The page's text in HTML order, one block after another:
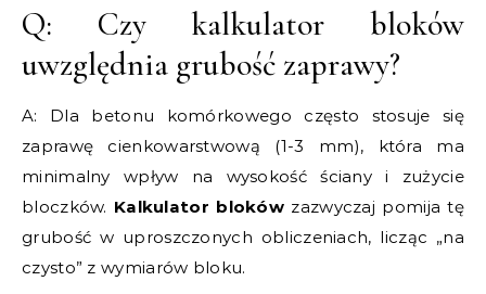
Q: Czy kalkulator bloków
uwzględnia grubość zaprawy?
A: Dla betonu komórkowego często stosuje się
zaprawę cienkowarstwową (1-3 mm), która ma
minimalny wpływ na wysokość ściany i zużycie
bloczków. Kalkulator bloków zazwyczaj pomija tę
grubość w uproszczonych obliczeniach, licząc „na
czysto” z wymiarów bloku.